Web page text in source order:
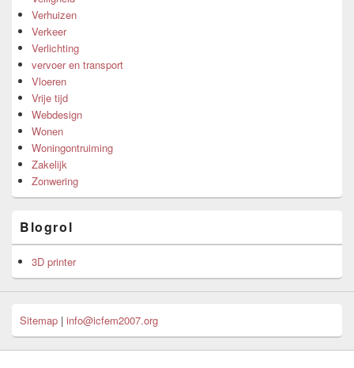
Verhuizen
Verkeer
Verlichting
vervoer en transport
Vloeren
Vrije tijd
Webdesign
Wonen
Woningontruiming
Zakelijk
Zonwering
Blogrol
3D printer
Sitemap | info@icfem2007.org